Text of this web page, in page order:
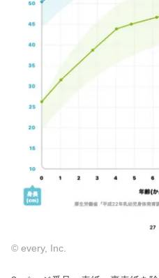
© every, Inc.